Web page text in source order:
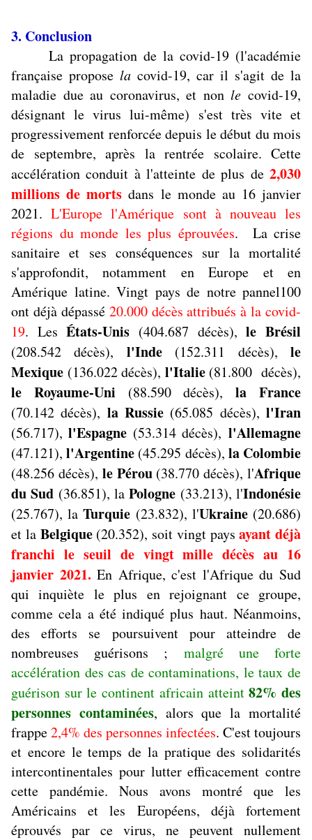
3. Conclusion
La propagation de la covid-19 (l'académie
française propose la covid-19, car il s'agit de la
maladie due au coronavirus, et nonle covid-19,
désignant le virus lui-même) s'est très vite et
progressivement renforcée depuis le début du mois
de septembre, après la rentrée scolaire. Cette
accélération conduit à l'atteinte de plus de 2,030
millions de morts dans le monde au 16 janvier
2021. L'Europe l'Amérique sont à nouveau les
régions du monde les plus éprouvées. La crise
sanitaire et ses conséquences sur la mortalité
s'approfondit, notamment en Europe et en
Amérique latine. Vingt pays de notre pannel100
ont déjà dépassé 20.000 décès attribués à la covid-
19. LesÉtats-Unis (404.687 décès),le Brésil
(208.542 décès), l'Inde(152.311 décès),le
Mexique (136.022 décès), l'Italie(81.800 décès),
le Royaume-Uni (88.590 décès),la France
(70.142 décès), la Russie (65.085 décès),l'Iran
(56.717),l'Espagne (53.314 décès), l'Allemagne
(47.121),l'Argentine (45.295 décès), la Colombie
(48.256 décès), le Pérou(38.770 décès), l'Afrique
du Sud (36.851), laPologne (33.213), l'Indonésie
(25.767), laTurquie (23.832), l'Ukraine(20.686)
et la Belgique(20.352), soit vingt pays ayant déjà
franchi le seuil de vingt mille décès au 16
janvier 2021. En Afrique, c'est l'Afrique du Sud
qui inquiète le plus en rejoignant ce groupe,
comme cela a été indiqué plus haut. Néanmoins,
des efforts se poursuivent pour atteindre de
nombreuses guérisons ; malgré une forte
accélération des cas de contaminations, le taux de
guérison sur le continent africain atteint82% des
personnes contaminées, alors que la mortalité
frappe2,4% des personnes infectées. C'est toujours
et encore le temps de la pratique des solidarités
intercontinentales pour lutter efficacement contre
cette pandémie. Nous avons montré que les
Américains et les Européens, déjà fortement
éprouvés par ce virus, ne peuvent nullement